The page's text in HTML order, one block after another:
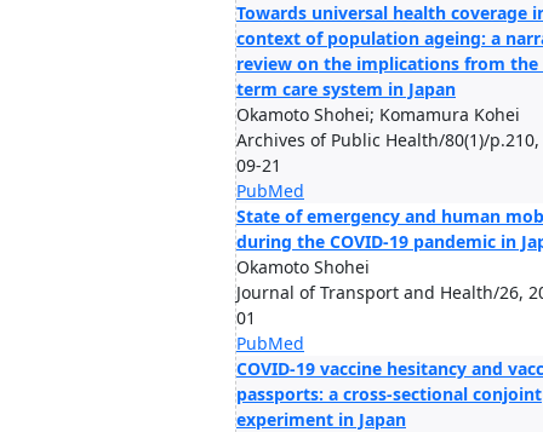
Towards universal health coverage
context of population ageing: a
review on the implications from the
term care system in Japan
Okamoto Shohei; Komamura Kohei
Archives of Public Health/80(1)/p.210,
09-21
PubMed
State of emergency and human
during the COVID-19 pandemic in
Okamoto Shohei
Journal of Transport and Health/26,
01
PubMed
COVID-19 vaccine hesitancy and
passports: a cross-sectional conjoint
experiment in Japan